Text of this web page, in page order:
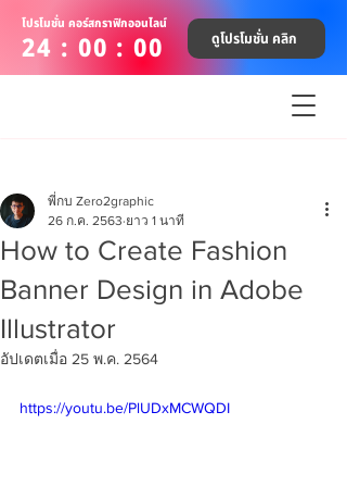
โปรโมชั่น คอร์สกราฟิกออนไลน์
24 : 00 : 00 ดูโปรโมชั่น คลิก
How to Create Fashion
Banner Design in Adobe
Illustrator
พี่กบ Zero2graphic
26 ก.ค. 2563 ยาว 1 นาที
อัปเดตเมื่อ 25 พ.ค. 2564
https://youtu.be/PlUDxMCWQDI